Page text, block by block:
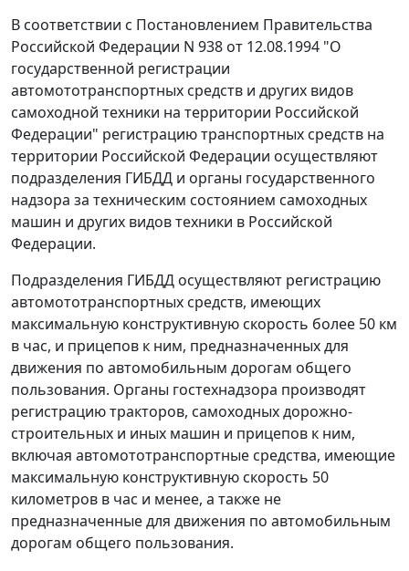
В соответствии с Постановлением Правительства
Российской Федерации N 938 от 12.08.1994 "О
государственной регистрации
автомототранспортных средств и других видов
самоходной техники на территории Российской
Федерации" регистрацию транспортных средств на
территории Российской Федерации осуществляют
подразделения ГИБДД и органы государственного
надзора за техническим состоянием самоходных
машин и других видов техники в Российской
Федерации.
Подразделения ГИБДД осуществляют регистрацию
автомототранспортных средств, имеющих
максимальную конструктивную скорость более 50 км
в час, и прицепов к ним, предназначенных для
движения по автомобильным дорогам общего
пользования. Органы гостехнадзора производят
регистрацию тракторов, самоходных дорожно-
строительных и иных машин и прицепов к ним,
включая автомототранспортные средства, имеющие
максимальную конструктивную скорость 50
километров в час и менее, а также не
предназначенные для движения по автомобильным
дорогам общего пользования.